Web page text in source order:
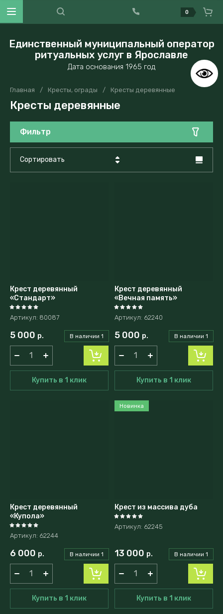
Единственный муниципальный оператор
ритуальных услуг в Ярославле
Дата основания 1965 год
0
Главная / Кресты, ограды / Кресты деревянные
Кресты деревянные
Фильтр
Сортировать
Крест деревянный
«Стандарт»
Артикул: 80087
В наличии 1
5 000 р.
Купить в 1 клик
Крест деревянный
«Вечная память»
Артикул: 62240
В наличии 1
5 000 р.
Купить в 1 клик
Крест деревянный
«Купола»
Артикул: 62244
В наличии 1
6 000 р.
Купить в 1 клик
Новинка
Крест из массива дуба
Артикул: 62245
В наличии 1
13 000 р.
Купить в 1 клик